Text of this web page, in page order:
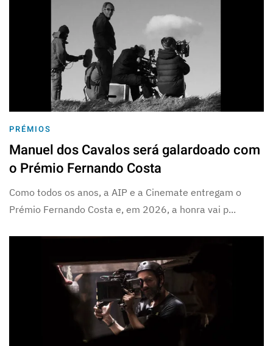
PRÉMIOS
Manuel dos Cavalos será galardoado com
o Prémio Fernando Costa
Como todos os anos, a AIP e a Cinemate entregam o
Prémio Fernando Costa e, em 2026, a honra vai p...